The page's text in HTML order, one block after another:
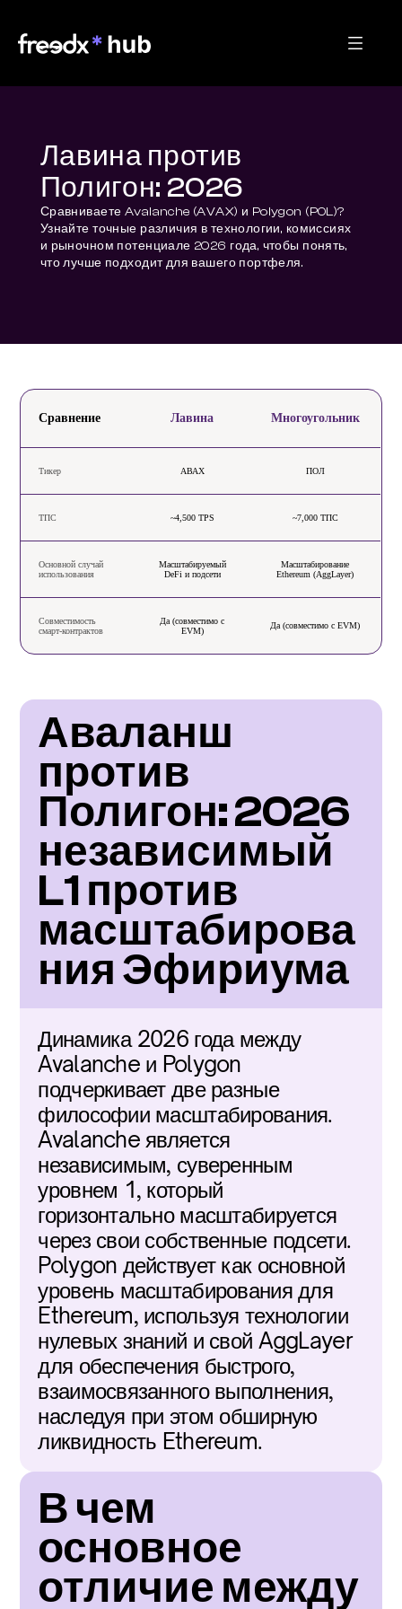
Лавина против
Полигон: 2026
Сравниваете Avalanche (AVAX) и Polygon (POL)?
Узнайте точные различия в технологии, комиссиях
и рыночном потенциале 2026 года, чтобы понять,
что лучше подходит для вашего портфеля.
Сравнение Лавина Многоугольник
Тикер АВАХ ПОЛ
ТПС ~4,500 TPS ~7,000 ТПС
Основной случай
использования
Масштабируемый
DeFi и подсети
Масштабирование
Ethereum (AggLayer)
Совместимость
смарт-контрактов
Да (совместимо с
EVM)
Да (совместимо с EVM)
Аваланш
против
Полигон: 2026
независимый
L1 против
масштабирова
ния Эфириума
Динамика 2026 года между
Avalanche и Polygon
подчеркивает две разные
философии масштабирования.
Avalanche является
независимым, суверенным
уровнем 1, который
горизонтально масштабируется
через свои собственные подсети.
Polygon действует как основной
уровень масштабирования для
Ethereum, используя технологии
нулевых знаний и свой AggLayer
для обеспечения быстрого,
взаимосвязанного выполнения,
наследуя при этом обширную
ликвидность Ethereum.
В чем
основное
отличие между